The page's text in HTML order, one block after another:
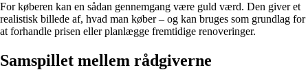
For køberen kan en sådan gennemgang være guld værd. Den giver et
realistisk billede af, hvad man køber – og kan bruges som grundlag for
at forhandle prisen eller planlægge fremtidige renoveringer.
Samspillet mellem rådgiverne